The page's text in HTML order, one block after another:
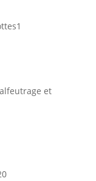
1
et
20